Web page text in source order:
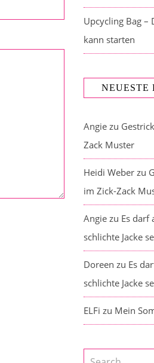
Upcycling Bag –
kann starten
NEUESTE
Angie zu
Zack Muster
Heidi Weber zu
im Zick-Zack
Angie zu Es darf
schlichte Jacke
Doreen zu Es
schlichte Jacke
ELFi zu Mein